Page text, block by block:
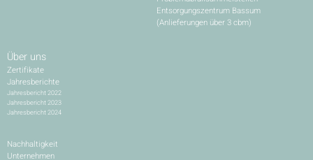
Entsorgungszentrum Bassum
(Anlieferungen über 3 cbm)
Über uns
Zertifikate
Jahresberichte
Jahresbericht 2022
Jahresbericht 2023
Jahresbericht 2024
Nachhaltigkeit
Unternehmen